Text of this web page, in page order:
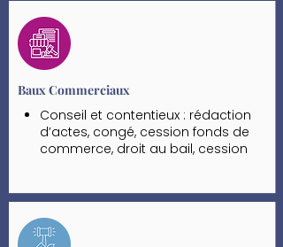
Baux Commerciaux
Conseil et contentieux : rédaction
d’actes, congé, cession fonds de
commerce, droit au bail, cession
loyer
Contentieux de l’éviction du
preneur